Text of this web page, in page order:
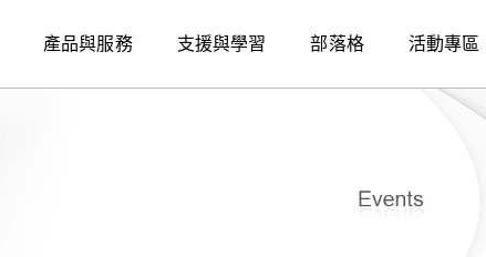
產品與服務 支援與學習 部落格 活動專區